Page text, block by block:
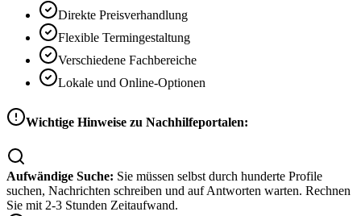
Direkte Preisverhandlung
Flexible Termingestaltung
Verschiedene Fachbereiche
Lokale und Online-Optionen
Wichtige Hinweise zu Nachhilfeportalen:
Aufwändige Suche: Sie müssen selbst durch hunderte Profile
suchen, Nachrichten schreiben und auf Antworten warten. Rechnen
Sie mit 2-3 Stunden Zeitaufwand.